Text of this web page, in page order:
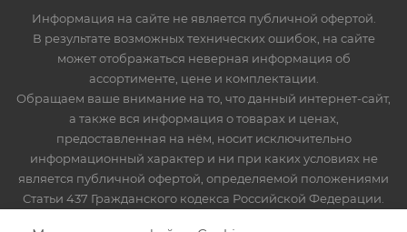
Информация на сайте не является публичной офертой.
В результате возможных технических ошибок, на сайте
может отображаться неверная информация об
ассортименте, цене и комплектации.
Обращаем ваше внимание на то, что данный интернет-сайт,
а также вся информация о товарах и ценах,
предоставленная на нём, носит исключительно
информационный характер и ни при каких условиях не
является публичной офертой, определяемой положениями
Статьи 437 Гражданского кодекса Российской Федерации.